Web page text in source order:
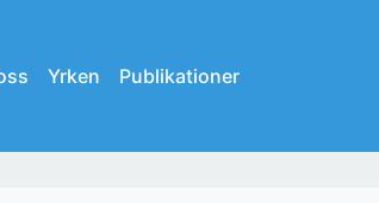
Yrken Publikationer